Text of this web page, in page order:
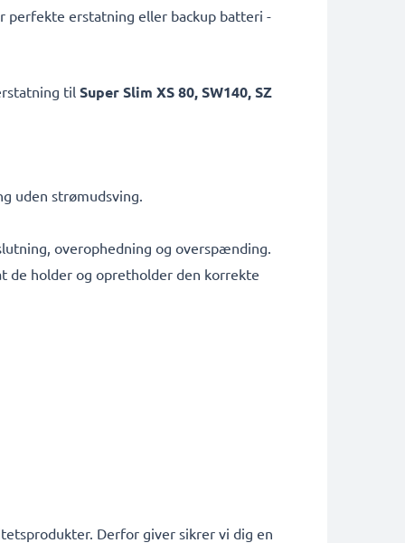
perfekte erstatning eller backup batteri -
tilSuper Slim XS 80, SW140, SZ
uden strømudsving.
overophedning og overspænding.
de holder og opretholder den korrekte
Derfor giver sikrer vi dig en